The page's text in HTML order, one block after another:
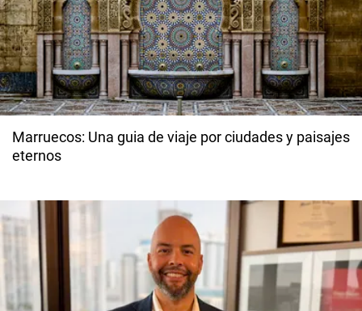
Marruecos: Una guia de viaje por ciudades y paisajes
eternos